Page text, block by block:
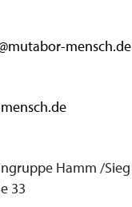
mensch.de
Hamm /Sieg
33